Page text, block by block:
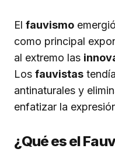
El fauvismo
como principal
al extremo las
Los fauvistas
antinaturales y
enfatizar la
¿Qué es el